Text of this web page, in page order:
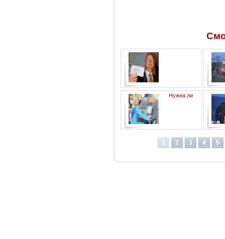
Приватизация без анестезии
и косметикиНужна ли
электронная почта?
1 2 3 4 5